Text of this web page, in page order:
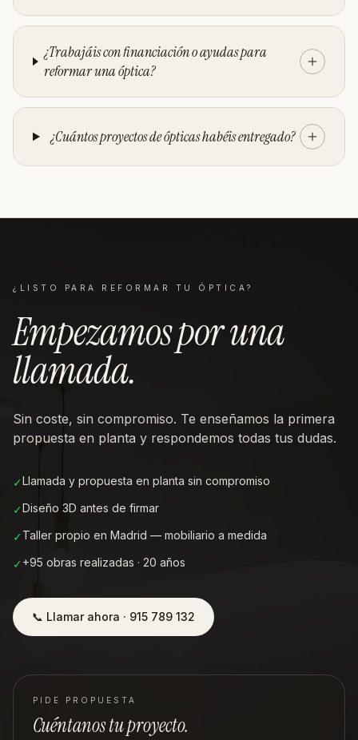
¿Trabajáis con financiación o ayudas para
reformar una óptica?
¿Cuántos proyectos de ópticas habéis entregado?
¿LISTO PARA REFORMAR TU ÓPTICA ?
Empezamos por una
llamada.
Sin coste, sin compromiso. Te enseñamos la primera
propuesta en planta y respondemos todas tus dudas.
✓Llamada y propuesta en planta sin compromiso
✓Diseño 3D antes de firmar
✓Taller propio en Madrid — mobiliario a medida
✓+95 obras realizadas · 20 años
📞 Llamar ahora · 915 789 132
PIDE PROPUESTA
Cuéntanos tu proyecto.